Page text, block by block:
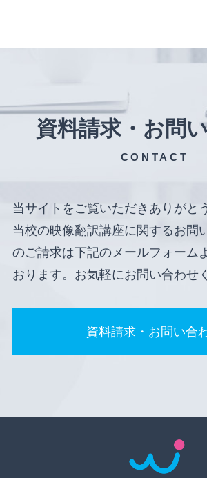
資料請求・お問
CONTACT
当サイトをご覧いただきありがと
当校の映像翻訳講座に関するお問
のご請求は下記のメールフォーム
おります。お気軽にお問い合わせ
資料請求・お問い合